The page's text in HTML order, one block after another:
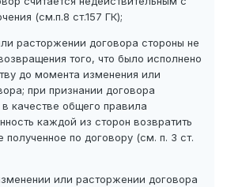
(см.п.8 ст.157 ГК);
расторжении договора стороны не
того, что было исполнено
до момента изменения или
при признании договора
качестве общего правила
каждой из сторон возвратить
полученное по договору (см. п. 3 ст.
или расторжении договора